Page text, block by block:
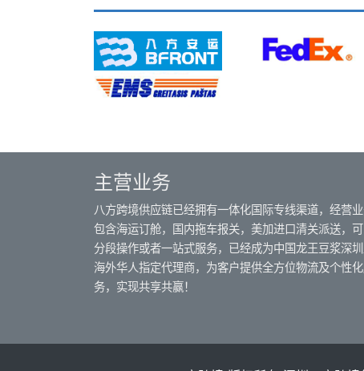
主营业务
八方跨境供应链已经拥有一体化国际专线渠道，经营
包含海运订舱，国内拖车报关，美加进口清关派送，
分段操作或者一站式服务，已经成为中国龙王豆浆深
海外华人指定代理商，为客户提供全方位物流及个性
务，实现共享共赢！